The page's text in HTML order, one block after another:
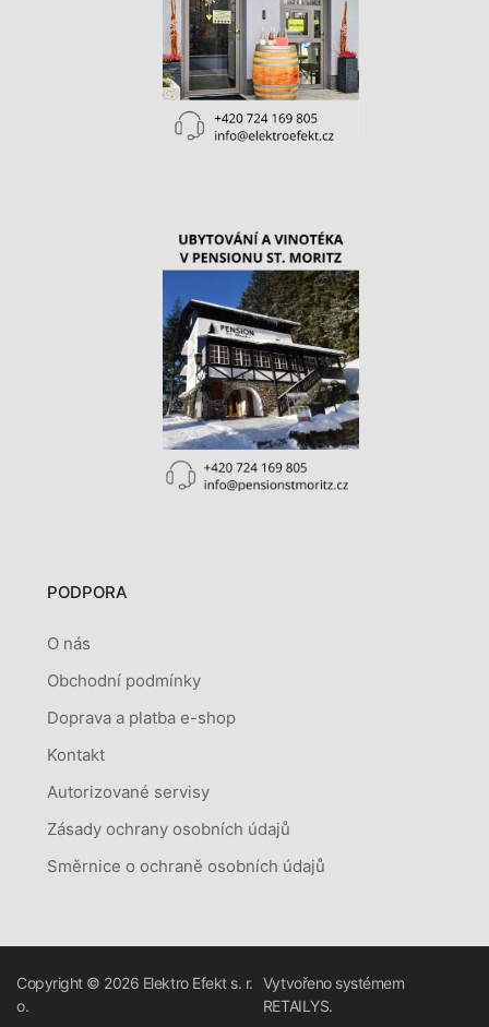
PODPORA
O nás
Obchodní podmínky
Doprava a platba e-shop
Kontakt
Autorizované servisy
Zásady ochrany osobních údajů
Směrnice o ochraně osobních údajů
Copyright © 2026 Elektro Efekt s. r.
o.
Vytvořeno systémem
RETAILYS.